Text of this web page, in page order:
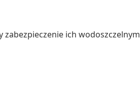
ich wodoszczelnym